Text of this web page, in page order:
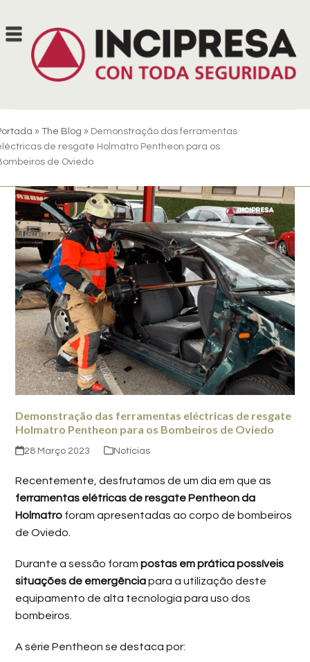
to
content
»The Blog » Demonstração das ferramentas
de resgate Holmatro Pentheon para os
de Oviedo
Demonstração das ferramentas eléctricas de resgate
Holmatro Pentheon para os Bombeiros de Oviedo
28 Março 2023 Notícias
Recentemente, desfrutamos de um dia em que as
ferramentas elétricas de resgate Pentheon da
Holmatro foram apresentadas ao corpo de bombeiros
de Oviedo.
Durante a sessão forampostas em prática possíveis
situações de emergênciapara a utilização deste
equipamento de alta tecnologia para uso dos
bombeiros.
A série Pentheon se destaca por: